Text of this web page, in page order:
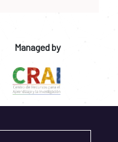
Managed by